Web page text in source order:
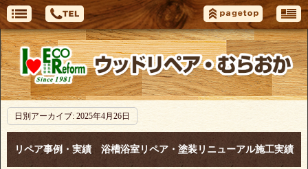
日別アーカイブ: 2025年4月26日
リペア事例・実績 浴槽浴室リペア・塗装リニューアル施工実績